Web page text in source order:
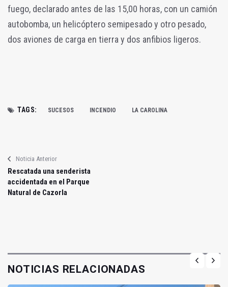
fuego, declarado antes de las 15,00 horas, con un camión
autobomba, un helicóptero semipesado y otro pesado,
dos aviones de carga en tierra y dos anfibios ligeros.
TAGS: SUCESOS INCENDIO LA CAROLINA
Noticia Anterior
Rescatada una senderista
accidentada en el Parque
Natural de Cazorla
NOTICIAS RELACIONADAS